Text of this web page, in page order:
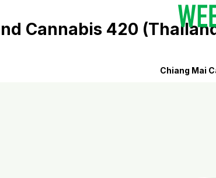
Cannabis 420
Chiang Mai